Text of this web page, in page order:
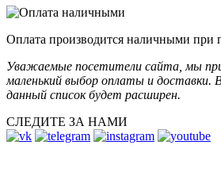
Оплата производится наличными при
Уважаемые посетители сайта, мы
маленький выбор оплаты и доставки.
данный список будет расширен.
СЛЕДИТЕ ЗА НАМИ